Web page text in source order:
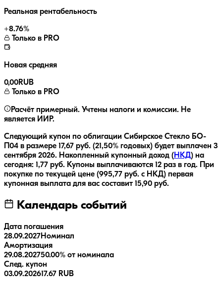
Реальная рентабельность
+8.76%
Только в PRO
Новая средняя
0,00RUB
Только в PRO
Расчёт примерный. Учтены налоги и комиссии. Не
является ИИР.
Следующий купон по облигации Сибирское Стекло БО-
П04 в размере 17,67 руб. (21,50% годовых) будет выплачен 3
сентября 2026. Накопленный купонный доход ( НКД) на
сегодня: 1,77 руб. Купоны выплачиваются 12 раз в год.
При
покупке по текущей цене (995,77 руб. с НКД) первая
купонная выплата для вас составит 15,90 руб.
Календарь событий
Дата погашения
28.09.2027Номинал
Амортизация
29.08.202750.00% от номинала
След. купон
03.09.202617.67 RUB